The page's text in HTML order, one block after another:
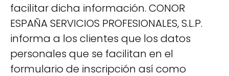
facilitar dicha información. CONOR
ESPAÑA SERVICIOS PROFESIONALES, S.L.P.
informa a los clientes que los datos
personales que se facilitan en el
formulario de inscripción así como